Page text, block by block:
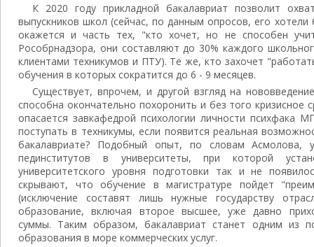
К 2020 году прикладной бакалавриат позволит
выпускников школ (сейчас, по данным опросов, его
окажется и часть тех, "кто хочет, но не способен
Рособрнадзора, они составляют до 30% каждого
клиентами техникумов и ПТУ). Те же, кто захочет
обучения в которых сократится до 6 - 9 месяцев.
Существует, впрочем, и другой взгляд на
способна окончательно похоронить и без того кризисное
опасается завкафедрой психологии личности психфака
поступать в техникумы, если появится реальная
бакалавриате? Подобный опыт, по словам Асмолова,
пединститутов в университеты, при которой
университетского уровня подготовки так и не
скрывают, что обучение в магистратуре пойдет
(исключение составят лишь нужные государству
образование, включая второе высшее, уже давно
суммы. Таким образом, бакалавриат станет одним из
образования в море коммерческих услуг.